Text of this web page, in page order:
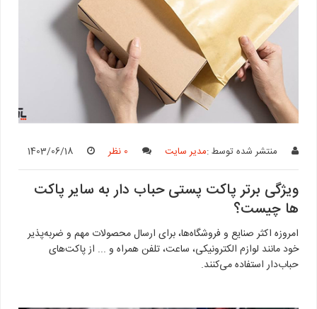
منتشر شده توسط :مدیر سایت 0 نظر 1403/06/18
ویژگی برتر پاکت پستی حباب دار به سایر پاکت
ها چیست؟
امروزه اکثر صنایع و فروشگاه‌ها، برای ارسال محصولات مهم و ضربه‌پذیر
خود مانند لوازم الکترونیکی، ساعت، تلفن همراه و ... از پاکت‌های
حباب‌دار استفاده می‌کنند.